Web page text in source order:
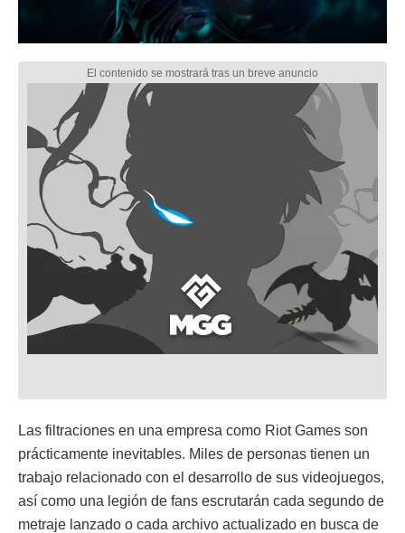
Las filtraciones en una empresa como Riot Games son
prácticamente inevitables. Miles de personas tienen un
trabajo relacionado con el desarrollo de sus videojuegos,
así como una legión de fans escrutarán cada segundo de
metraje lanzado o cada archivo actualizado en busca de